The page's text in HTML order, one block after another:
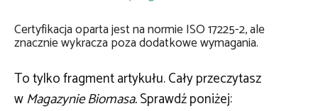
Certyfikacja oparta jest na normie ISO 17225-2, ale
znacznie wykracza poza dodatkowe wymagania.
To tylko fragment artykułu. Cały przeczytasz
wMagazynie Biomasa.Sprawdź poniżej: